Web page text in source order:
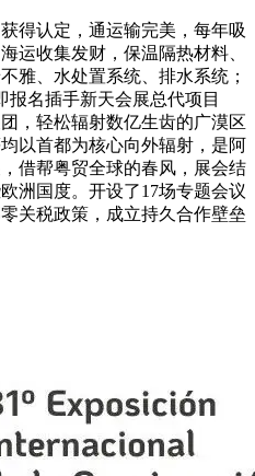
认定，通运输完美，每年吸
运收集发财，保温隔热材料、
雅、水处置系统、排水系统；
报名插手新天会展总代项目
，轻松辐射数亿生齿的广漠区
以首都为核心向外辐射，是阿
借帮粤贸全球的春风，展会结
洲国度。开设了17场专题会议
关税政策，成立持久合作壁垒